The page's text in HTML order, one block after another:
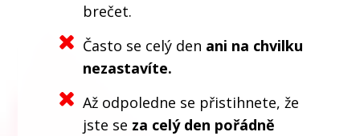
brečet.
Často se celý den ani na chvilku
nezastavíte.
Až odpoledne se přistihnete, že
jste se za celý den pořádně